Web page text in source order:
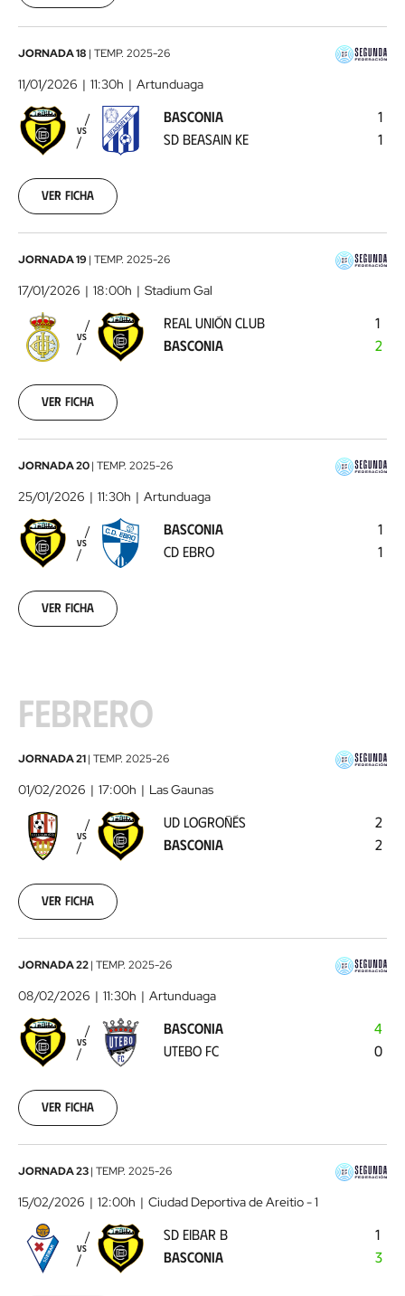
Basconia
-
SD
Beasain
KE2026-
11
JORNADA 18 | TEMP. 2025-26
11/01/2026 11:30h Artunduaga
VS
BASCONIA
SD BEASAIN KE
1
1
Ver ficha
Real
Unión
Club
Basconia
2026-
17
JORNADA 19 | TEMP. 2025-26
17/01/2026 18:00h Stadium Gal
VS
REAL UNIÓN CLUB
BASCONIA
1
2
Ver ficha
Basconia
-
CD
Ebro2026-
01-
JORNADA 20| TEMP. 2025-26
25/01/2026 11:30h Artunduaga
VS
BASCONIA
CD EBRO
1
1
Ver ficha
FEBRERO
UD
Logroñés
Basconia2026-
02-
JORNADA 21| TEMP. 2025-26
01/02/2026 17:00h Las Gaunas
VS
UD LOGROÑÉS
BASCONIA
2
2
Ver ficha
Basconia
-
Utebo
FC2026-
02-
JORNADA 22| TEMP. 2025-26
08/02/2026 11:30h Artunduaga
VS
BASCONIA
UTEBO FC
4
0
Ver ficha
SD
Eibar
Basconia
2026-
JORNADA 23| TEMP. 2025-26
15/02/2026 12:00h Ciudad Deportiva de Areitio - 1
VS
SD EIBAR B
BASCONIA
1
3